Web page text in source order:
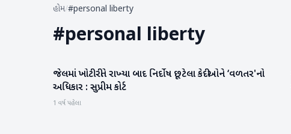
હોમ/#personal liberty
#personal liberty
રાષ્ટ્રીય
જેલમાં ખોટી રીતે રાખ્‍યા બાદ નિર્દોષ છૂટેલા કેદીઓને ‘વળતર'નો
અધિકાર : સુપ્રીમ કોર્ટ
1 વર્ષ પહેલા